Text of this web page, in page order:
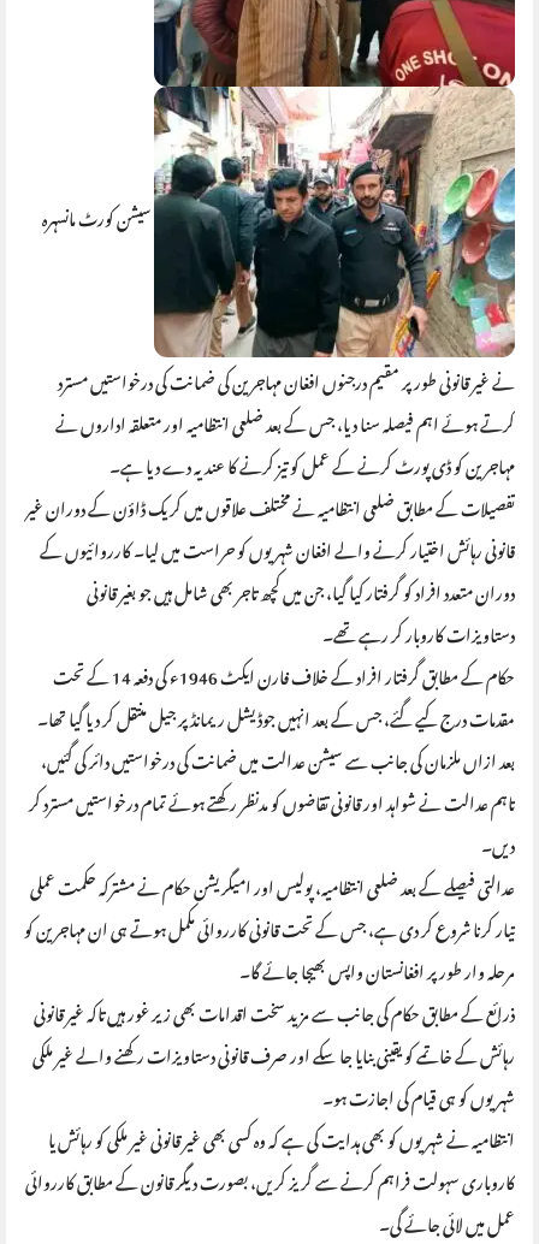
سیشن کورٹ مانسہرہ
نے غیر قانونی طور پر مقیم درجنوں افغان مہاجرین کی ضمانت کی درخواستیں مسترد
کرتے ہوئے اہم فیصلہ سنا دیا، جس کے بعد ضلعی انتظامیہ اور متعلقہ اداروں نے
مہاجرین کو ڈی پورٹ کرنے کے عمل کو تیز کرنے کا عندیہ دے دیا ہے۔
تفصیلات کے مطابق ضلعی انتظامیہ نے مختلف علاقوں میں کریک ڈاؤن کے دوران غیر
قانونی رہائش اختیار کرنے والے افغان شہریوں کو حراست میں لیا۔ کارروائیوں کے
دوران متعدد افراد کو گرفتار کیا گیا، جن میں کچھ تاجر بھی شامل ہیں جو بغیر قانونی
دستاویزات کاروبار کر رہے تھے۔
حکام کے مطابق گرفتار افراد کے خلاف فارن ایکٹ 1946ء کی دفعہ 14 کے تحت
مقدمات درج کیے گئے، جس کے بعد انہیں جوڈیشل ریمانڈ پر جیل منتقل کر دیا گیا تھا۔
بعد ازاں ملزمان کی جانب سے سیشن عدالت میں ضمانت کی درخواستیں دائر کی گئیں،
تاہم عدالت نے شواہد اور قانونی تقاضوں کو مدنظر رکھتے ہوئے تمام درخواستیں مسترد کر
دیں۔
عدالتی فیصلے کے بعد ضلعی انتظامیہ، پولیس اور امیگریشن حکام نے مشترکہ حکمت عملی
تیار کرنا شروع کر دی ہے، جس کے تحت قانونی کارروائی مکمل ہوتے ہی ان مہاجرین کو
مرحلہ وار طور پر افغانستان واپس بھیجا جائے گا۔
ذرائع کے مطابق حکام کی جانب سے مزید سخت اقدامات بھی زیر غور ہیں تاکہ غیر قانونی
رہائش کے خاتمے کو یقینی بنایا جا سکے اور صرف قانونی دستاویزات رکھنے والے غیر ملکی
شہریوں کو ہی قیام کی اجازت ہو۔
انتظامیہ نے شہریوں کو بھی ہدایت کی ہے کہ وہ کسی بھی غیر قانونی غیر ملکی کو رہائش یا
کاروباری سہولت فراہم کرنے سے گریز کریں، بصورت دیگر قانون کے مطابق کارروائی
عمل میں لائی جائے گی۔